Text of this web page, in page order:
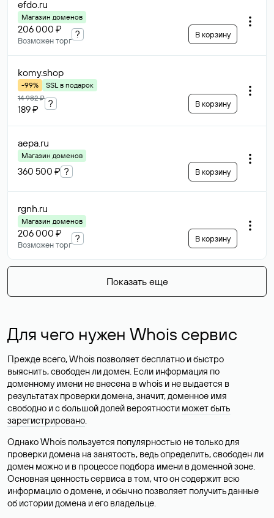
efdo.ru
Магазин доменов
206 000 ₽
Возможен торг
? В корзину
komy.shop
-99%
SSL в подарок
14 982 ₽
189 ₽
? В корзину
aepa.ru
Магазин доменов
360 500 ₽ ? В корзину
rgnh.ru
Магазин доменов
206 000 ₽
Возможен торг
? В корзину
Показать еще
Для чего нужен Whois сервис
Прежде всего, Whois позволяет бесплатно и быстро
выяснить, свободен ли домен. Если информация по
доменному имени не внесена в whois и не выдается в
результатах проверки домена, значит, доменное имя
свободно и с большой долей вероятности может быть
зарегистрировано.
Однако Whois пользуется популярностью не только для
проверки домена на занятость, ведь определить, свободен ли
домен можно и в процессе подбора имени в доменной зоне.
Основная ценность сервиса в том, что он содержит всю
информацию о домене, и обычно позволяет получить данные
об истории домена и его владельце.